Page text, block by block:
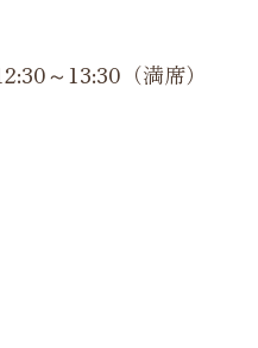
～13:30（満席）